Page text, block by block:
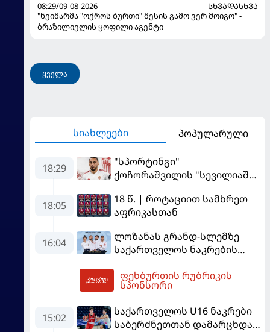
08:29/09-08-2026
ᲡᲮᲕᲐᲓᲐᲡᲮᲕᲐ
"ნეიმარმა "ოქროს ბურთი" მესის გამო ვერ მოიგო" -
ბრაზილიელის ყოფილი აგენტი
ყველა
სიახლეები პოპულარული
18:29
"სპორტინგი"
ქოჩორაშვილის "სევილიაში"
ხდება ტრანსფერთან
დაკავშირებით?
18:05
18 წ. | როტაციით სამხრეთ
აფრიკასთან
16:04
ლოზანას გრანდ-სლემზე
საქართველოს ნაკრების
ფეხბურთის რუბრიკის
სპონსორი
15:02
საქართველოს U16 ნაკრები
საბერძნეთთან დამარცხდა